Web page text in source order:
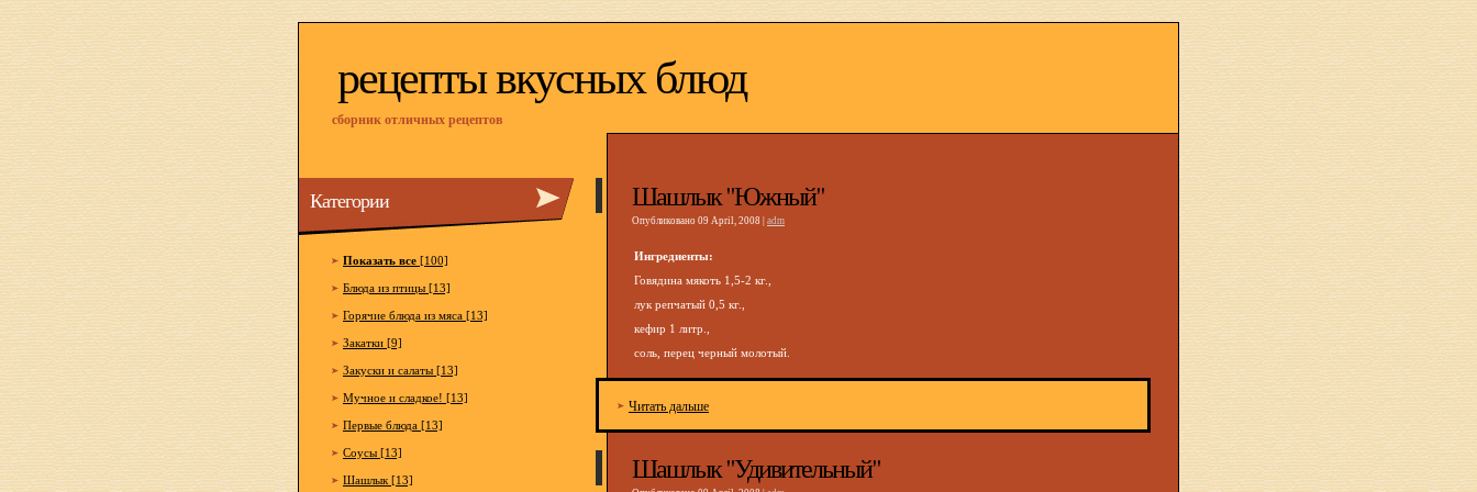
рецепты вкусных блюд
сборник отличных рецептов
Шашлык "Южный"
Опубликовано 09 April, 2008 | adm
Ингредиенты:
Говядина мякоть 1,5-2 кг.,
лук репчатый 0,5 кг.,
кефир 1 литр.,
соль, перец черный молотый.
Читать дальше
Шашлык "Удивительный"
Категории
Показать все [100]
Блюда из птицы [13]
Горячие блюда из мяса [13]
Закатки [9]
Закуски и салаты [13]
Мучное и сладкое! [13]
Первые блюда [13]
Соусы [13]
Шашлык [13]